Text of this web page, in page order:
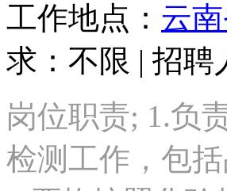
工作地点： 云
求：不限 | 招聘
岗位职责; 1.负
检测工作，包